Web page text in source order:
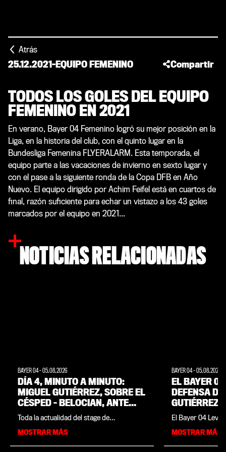
Atrás
25.12.2021-EQUIPO FEMENINO Compartir
TODOS LOS GOLES DEL EQUIPO
FEMENINO EN 2021
En verano, Bayer 04 Femenino logró su mejor posición en la
Liga, en la historia del club, con el quinto lugar en la
Bundesliga Femenina FLYERALARM. Esta temporada, el
equipo parte a las vacaciones de invierno en sexto lugar y
con el pase a la siguiente ronda de la Copa DFB en Año
Nuevo. El equipo dirigido por Achim Feifel está en cuartos de
final, razón suficiente para echar un vistazo a los 43 goles
marcados por el equipo en 2021...
NOTICIAS RELACIONADAS
BAYER 04-05.08.2026
DÍA 4, MINUTO A MINUTO:
MIGUEL GUTIÉRREZ, SOBRE EL
CÉSPED – BELOCIAN, ANTE
LOS MEDIOS | STAGE DE
PRETEMPORADA EN
WEIMARER LAND
Toda la actualidad del stage de
pretemporada del Werkself en Weimarer
Land, reunida en un solo lugar. En este
MOSTRAR MÁS
BAYER 04-05.08.2026
EL BAYER
DEFENSA
GUTIÉRREZ
El Bayer 04
lateral izquierdo
procedente del
MOSTRAR MÁS